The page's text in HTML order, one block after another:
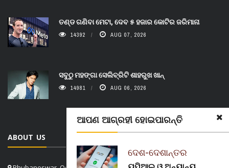
ଆପଣ ଆଗ୍ରହୀ ହୋଇପାରନ୍ତି
ଦେଶ-ଦେଶାନ୍ତର
ତଣ୍ଡ ଗଣିବା ମେଟା, ଦେବ ୫ ହଜାର କୋଟିର ଜରିମାନା
14392 AUG 07, 2026
ସବୁଠୁ ମହଙ୍ଗା ସେଲିବ୍ରିଟି ଶାହରୁଖ ଖାନ୍
14981 AUG 06, 2026
ABOUT US